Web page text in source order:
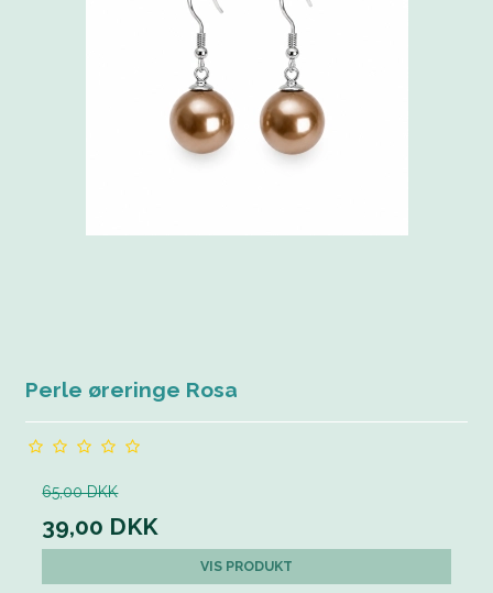
Perle øreringe Rosa
65,00 DKK
39,00 DKK
VIS PRODUKT